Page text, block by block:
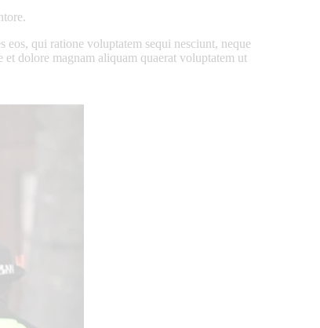
qui ratione voluptatem sequi nesciunt, neque
dolore magnam aliquam quaerat voluptatem ut